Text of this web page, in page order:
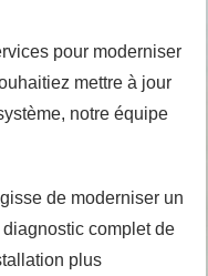
pour moderniser
mettre à jour
notre équipe
de moderniser un
complet de
plus